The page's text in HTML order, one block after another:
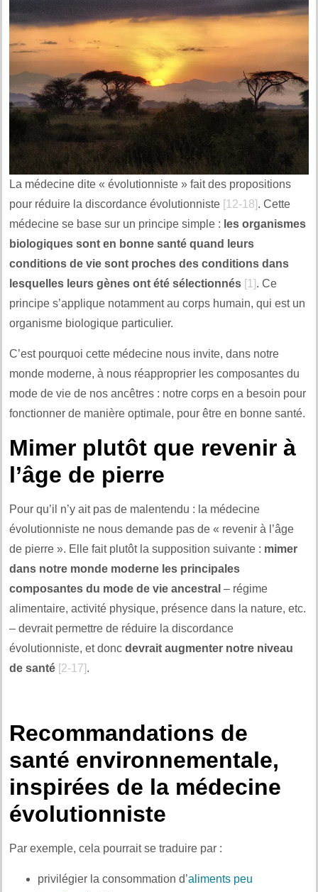
La médecine dite « évolutionniste » fait des propositions
pour réduire la discordance évolutionniste [12-18]. Cette
médecine se base sur un principe simple : les organismes
biologiques sont en bonne santé quand leurs
conditions de vie sont proches des conditions dans
lesquelles leurs gènes ont été sélectionnés [1]. Ce
principe s’applique notamment au corps humain, qui est un
organisme biologique particulier.
C’est pourquoi cette médecine nous invite, dans notre
monde moderne, à nous réapproprier les composantes du
mode de vie de nos ancêtres : notre corps en a besoin pour
fonctionner de manière optimale, pour être en bonne santé.
Mimer plutôt que revenir à
l’âge de pierre
Pour qu’il n’y ait pas de malentendu : la médecine
évolutionniste ne nous demande pas de « revenir à l’âge
de pierre ». Elle fait plutôt la supposition suivante : mimer
dans notre monde moderne les principales
composantes du mode de vie ancestral – régime
alimentaire, activité physique, présence dans la nature, etc.
– devrait permettre de réduire la discordance
évolutionniste, et donc devrait augmenter notre niveau
de santé [2-17].
Recommandations de
santé environnementale,
inspirées de la médecine
évolutionniste
Par exemple, cela pourrait se traduire par :
privilégier la consommation d’aliments peu